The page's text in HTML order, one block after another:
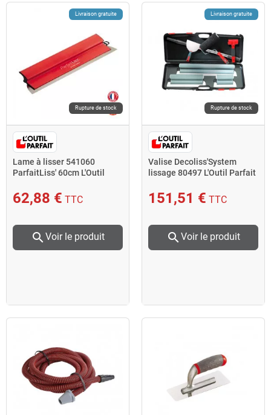
Livraison gratuite
Rupture de stock
Lame à lisser 541060
ParfaitLiss' 60cm L'Outil
62,88 € TTC
search Voir le produit
Livraison gratuite
Rupture de stock
Valise Decoliss'System
lissage 80497 L'Outil Parfait
151,51 € TTC
search Voir le produit